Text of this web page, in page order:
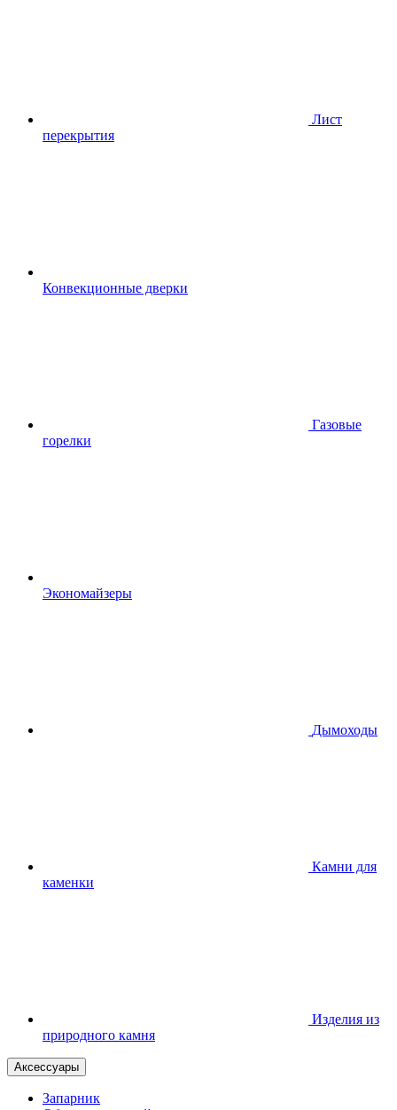
Лист
перекрытия
Конвекционные дверки
Газовые
горелки
Экономайзеры
Дымоходы
Камни для
каменки
Изделия из
природного камня
Аксессуары
Запарник